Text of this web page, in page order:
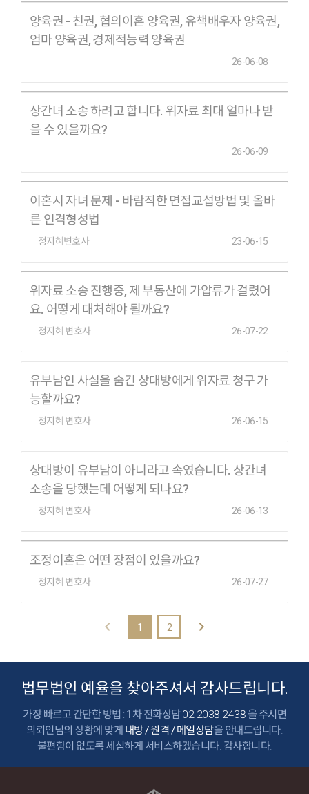
양육권 - 친권, 협의이혼 양육권, 유책배우자 양육권,
엄마 양육권, 경제적능력 양육권
26-06-08
상간녀 소송 하려고 합니다. 위자료 최대 얼마나 받
을 수 있을까요?
26-06-09
이혼시 자녀 문제 - 바람직한 면접교섭방법 및 올바
른 인격형성법
정지혜변호사 23-06-15
위자료 소송 진행중, 제 부동산에 가압류가 걸렸어
요. 어떻게 대처해야 될까요?
정지혜 변호사 26-07-22
유부남인 사실을 숨긴 상대방에게 위자료 청구 가
능할까요?
정지혜 변호사 26-06-15
상대방이 유부남이 아니라고 속였습니다. 상간녀
소송을 당했는데 어떻게 되나요?
정지혜 변호사 26-06-13
조정이혼은 어떤 장점이 있을까요?
정지혜 변호사 26-07-27
1 2
법무법인 예율을찾아주셔서 감사드립니다.
가장 빠르고 간단한 방법 :1차 전화상담02-2038-2438을 주시면
의뢰인님의 상황에 맞게내방 / 원격 / 메일상담을 안내드립니다.
불편함이 없도록세심하게 서비스하겠습니다. 감사합니다.